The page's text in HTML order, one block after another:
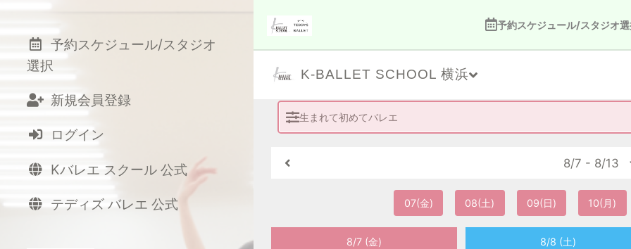
予約スケジュール/スタジオ選
K-BALLET SCHOOL 横浜
生まれて初めてバレエ
8/7 - 8/13
07(金) 08(土) 09(日) 10(月)
8/7 (金) 8/8 (土)
予約スケジュール/スタジオ
選択
新規会員登録
ログイン
Kバレエ スクール 公式
テディズ バレエ 公式